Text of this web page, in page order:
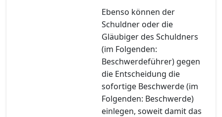
Ebenso können der
Schuldner oder die
Gläubiger des Schuldners
(im Folgenden:
Beschwerdeführer) gegen
die Entscheidung die
sofortige Beschwerde (im
Folgenden: Beschwerde)
einlegen, soweit damit das